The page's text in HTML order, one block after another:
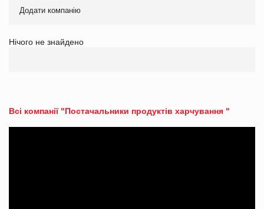
Додати компанію
Нічого не знайдено
Всі компанії "Постачальники продуктів харчування "